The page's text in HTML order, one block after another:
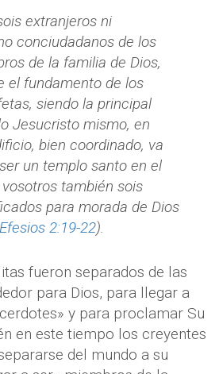
extranjeros ni
conciudadanos de los
de la familia de Dios,
el fundamento de los
siendo la principal
Jesucristo mismo, en
bien coordinado, va
un templo santo en el
también sois
para morada de Dios
Efesios 2:19-22).
fueron separados de las
para Dios, para llegar a
y para proclamar Su
en este tiempo los creyentes
del mundo a su